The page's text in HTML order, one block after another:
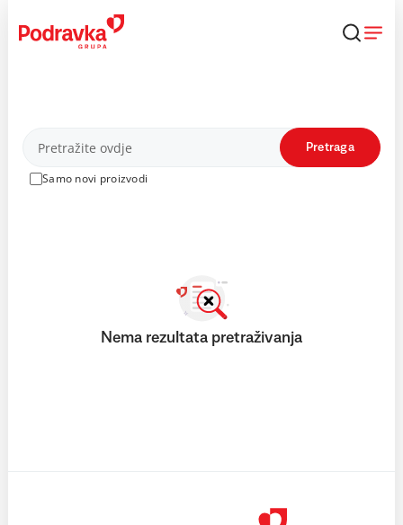
content
Proizvodi
Samo novi proizvodi
Pretraga
Nema rezultata pretraživanja